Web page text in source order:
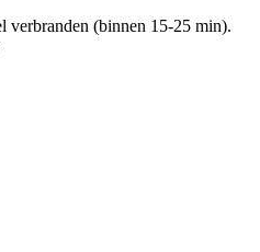
verbranden (binnen 15-25 min).